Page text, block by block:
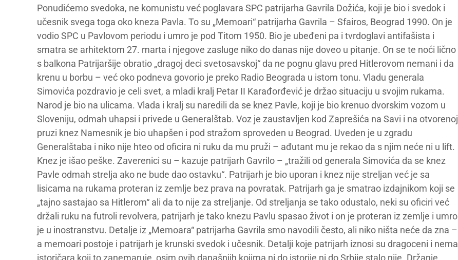
Ponudićemo svedoka, ne komunistu već poglavara SPC patrijarha Gavrila Dožića, koji je bio i svedok i
učesnik svega toga oko kneza Pavla. To su „Memoari“ patrijarha Gavrila – Sfairos, Beograd 1990. On je
vodio SPC u Pavlovom periodu i umro je pod Titom 1950. Bio je ubeđeni pa i tvrdoglavi antifašista i
smatra se arhitektom 27. marta i njegove zasluge niko do danas nije doveo u pitanje. On se te noći lično
s balkona Patrijaršije obratio „dragoj deci svetosavskoj“ da ne pognu glavu pred Hitlerovom nemani i da
krenu u borbu – već oko podneva govorio je preko Radio Beograda u istom tonu. Vladu generala
Simovića pozdravio je celi svet, a mladi kralj Petar II Karađorđević je držao situaciju u svojim rukama.
Narod je bio na ulicama. Vlada i kralj su naredili da se knez Pavle, koji je bio krenuo dvorskim vozom u
Sloveniju, odmah uhapsi i privede u Generalštab. Voz je zaustavljen kod Zaprešića na Savi i na otvorenoj
pruzi knez Namesnik je bio uhapšen i pod stražom sproveden u Beograd. Uveden je u zgradu
Generalštaba i niko nije hteo od oficira ni ruku da mu pruži – ađutant mu je rekao da s njim neće ni u lift.
Knez je išao peške. Zaverenici su – kazuje patrijarh Gavrilo – „tražili od generala Simovića da se knez
Pavle odmah strelja ako ne bude dao ostavku“. Patrijarh je bio uporan i knez nije streljan već je sa
lisicama na rukama proteran iz zemlje bez prava na povratak. Patrijarh ga je smatrao izdajnikom koji se
„tajno sastajao sa Hitlerom“ ali da to nije za streljanje. Od streljanja se tako odustalo, neki su oficiri već
držali ruku na futroli revolvera, patrijarh je tako knezu Pavlu spasao život i on je proteran iz zemlje i umro
je u inostranstvu. Detalje iz „Memoara“ patrijarha Gavrila smo navodili često, ali niko ništa neće da zna –
a memoari postoje i patrijarh je krunski svedok i učesnik. Detalji koje patrijarh iznosi su dragoceni i nema
istoričara koji to zanemaruje, osim ovih današnjih kojima ni do istorije ni do Srbije stalo nije. Držanje